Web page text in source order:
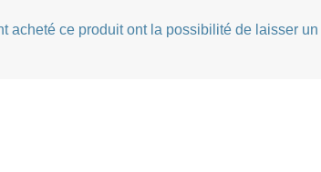
acheté ce produit ont la possibilité de laisser un